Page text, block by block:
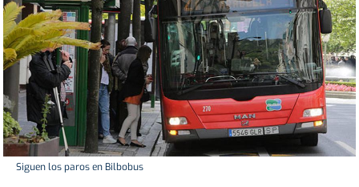
Siguen los paros en Bilbobus